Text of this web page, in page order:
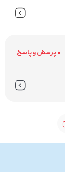
0 پرسش و پاسخ